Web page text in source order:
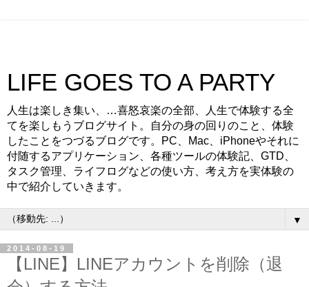
LIFE GOES TO A PARTY
人生は楽しき集い、…喜怒哀楽の全部、人生で体験する全
てを楽しもうブログサイト。自分の身の回りのこと、体験
したことをつづるブログです。PC、Mac、iPhoneやそれに
付随するアプリケーション、各種ツールの体験記、GTD、
タスク管理、ライフログなどの使い方、考え方を実体験の
中で紹介していきます。
▼
2014-08-19
【LINE】LINEアカウントを削除（退